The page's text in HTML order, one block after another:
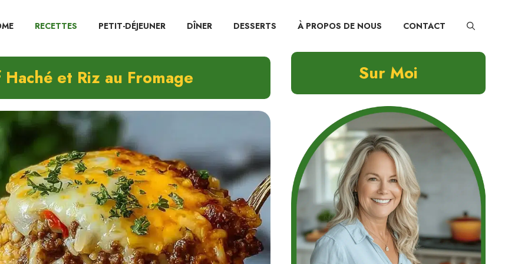
RECETTES PETIT-DÉJEUNER DÎNER DESSERTS À PROPOS DE NOUS CONTACT
et Riz au Fromage Sur Moi